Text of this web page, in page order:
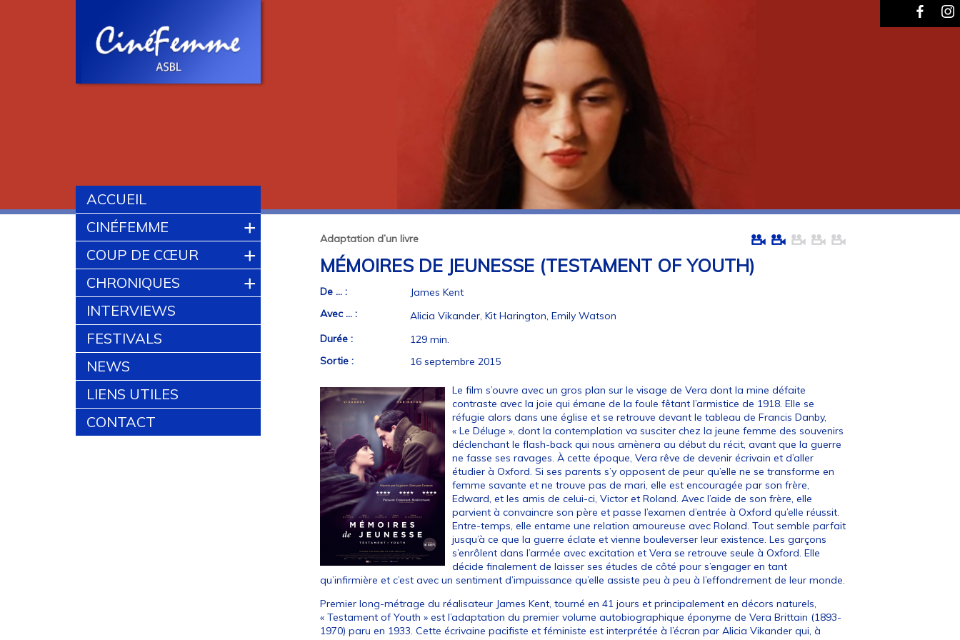
ACCUEIL
CINÉFEMME
+
COUP DE CŒUR +
CHRONIQUES +
INTERVIEWS
FESTIVALS
NEWS
LIENS UTILES
CONTACT
Adaptation d’un livre
MÉMOIRES DE JEUNESSE (TESTAMENT OF YOUTH)
De ... :
James Kent
Avec ... :
Alicia Vikander, Kit Harington, Emily Watson
Durée :
129 min.
Sortie :
16 septembre 2015
Le film s’ouvre avec un gros plan sur le visage de Vera dont la mine défaite
contraste avec la joie qui émane de la foule fêtant l’armistice de 1918. Elle se
réfugie alors dans une église et se retrouve devant le tableau de Francis Danby,
« Le Déluge », dont la contemplation va susciter chez la jeune femme des souvenirs
déclenchant le flash-back qui nous amènera au début du récit, avant que la guerre
ne fasse ses ravages. À cette époque, Vera rêve de devenir écrivain et d’aller
étudier à Oxford. Si ses parents s’y opposent de peur qu’elle ne se transforme en
femme savante et ne trouve pas de mari, elle est encouragée par son frère,
Edward, et les amis de celui-ci, Victor et Roland. Avec l’aide de son frère, elle
parvient à convaincre son père et passe l’examen d’entrée à Oxford qu’elle réussit.
Entre-temps, elle entame une relation amoureuse avec Roland. Tout semble parfait
jusqu’à ce que la guerre éclate et vienne bouleverser leur existence. Les garçons
s’enrôlent dans l’armée avec excitation et Vera se retrouve seule à Oxford. Elle
décide finalement de laisser ses études de côté pour s’engager en tant
qu’infirmière et c’est avec un sentiment d’impuissance qu’elle assiste peu à peu à l’effondrement de leur monde.
Premier long-métrage du réalisateur James Kent, tourné en 41 jours et principalement en décors naturels,
« Testament of Youth » est l’adaptation du premier volume autobiographique éponyme de Vera Brittain (1893-
1970) paru en 1933. Cette écrivaine pacifiste et féministe est interprétée à l’écran par Alicia Vikander qui, à